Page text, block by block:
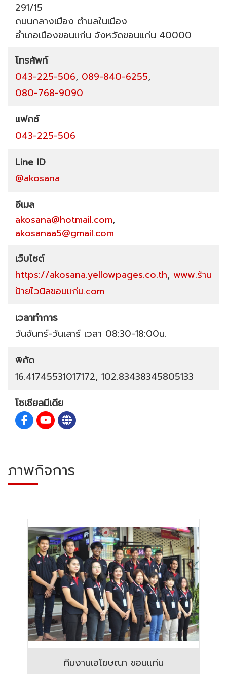
291/15
ถนนกลางเมือง ตำบลในเมือง
อำเภอเมืองขอนแก่น จังหวัดขอนแก่น 40000
โทรศัพท์
043-225-506, 089-840-6255,
080-768-9090
แฟกซ์
043-225-506
Line ID
@akosana
อีเมล
akosana@hotmail.com,
akosanaa5@gmail.com
เว็บไซต์
https://akosana.yellowpages.co.th, www.ร้าน
ป้ายไวนิลขอนแก่น.com
เวลาทำการ
วันจันทร์-วันเสาร์ เวลา 08:30-18:00น.
พิกัด
16.41745531017172, 102.83438345805133
โซเชียลมีเดีย
ภาพกิจการ
ทีมงานเอโฆษณา ขอนแก่น